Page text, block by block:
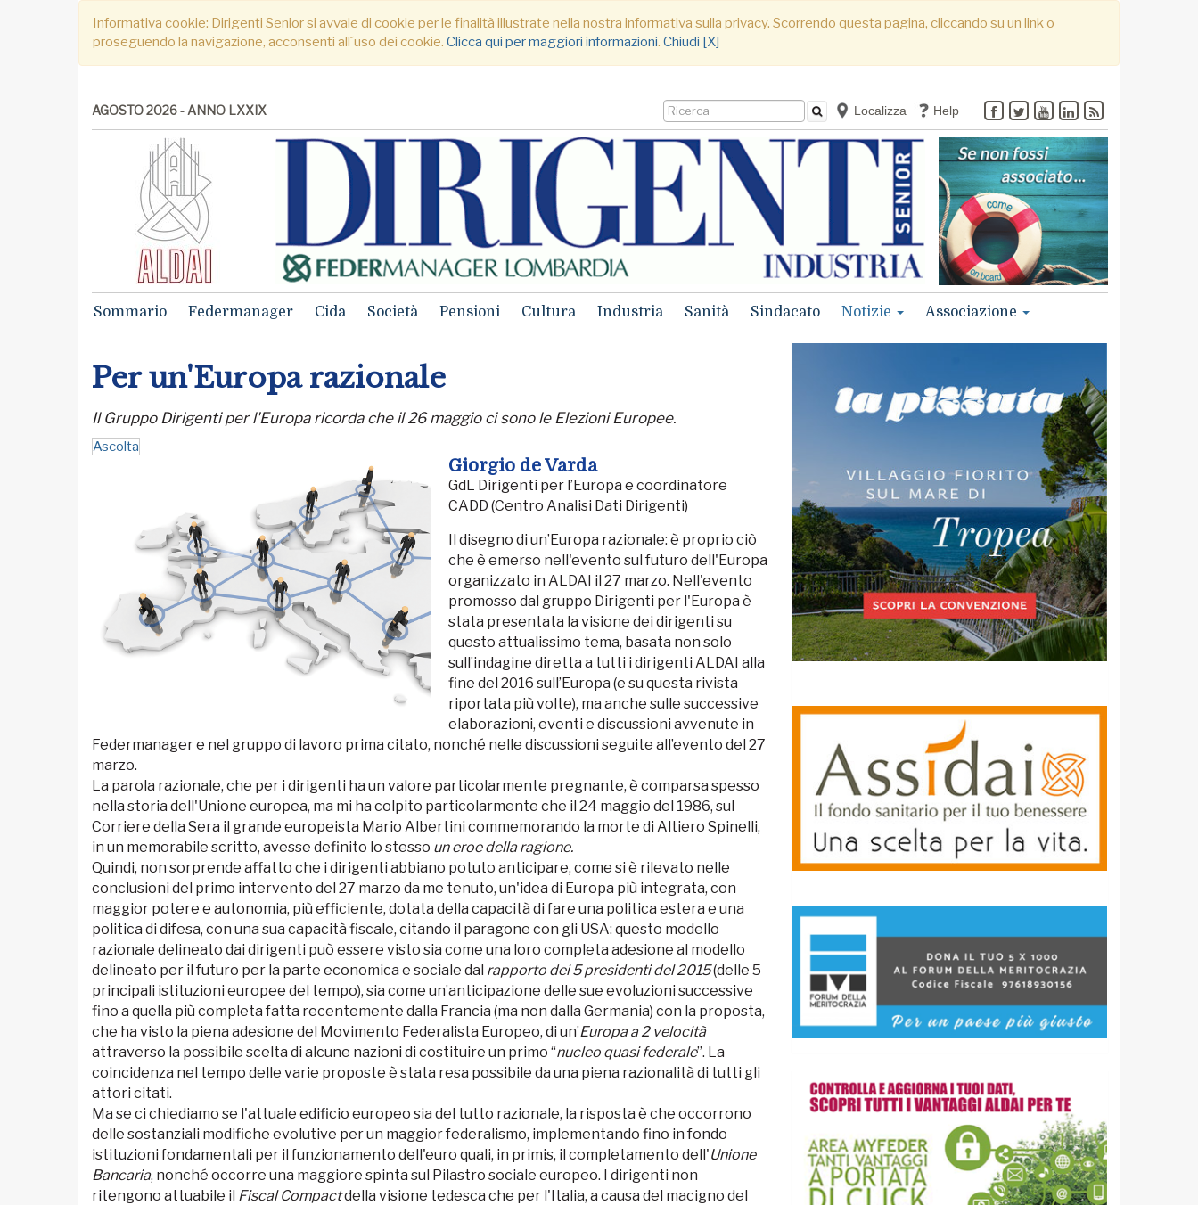
Informativa cookie: Dirigenti Senior si avvale di cookie per le finalità illustrate nella nostra informativa sulla privacy. Scorrendo questa pagina, cliccando su un link o
proseguendo la navigazione, acconsenti all´uso dei cookie. Clicca qui per maggiori informazioni. Chiudi [X]
AGOSTO 2026 - ANNO LXXIX Localizza Help
Sommario Federmanager Cida Società Pensioni Cultura Industria Sanità Sindacato Notizie Associazione
Per un'Europa razionale
Il Gruppo Dirigenti per l'Europa ricorda che il 26 maggio ci sono le Elezioni Europee.
Ascolta
Giorgio de Varda
GdL Dirigenti per l’Europa e coordinatore
CADD (Centro Analisi Dati Dirigenti)
Il disegno di un’Europa razionale: è proprio ciò
che è emerso nell'evento sul futuro dell'Europa
organizzato in ALDAI il 27 marzo. Nell'evento
promosso dal gruppo Dirigenti per l'Europa è
stata presentata la visione dei dirigenti su
questo attualissimo tema, basata non solo
sull’indagine diretta a tutti i dirigenti ALDAI alla
fine del 2016 sull’Europa (e su questa rivista
riportata più volte), ma anche sulle successive
elaborazioni, eventi e discussioni avvenute in
Federmanager e nel gruppo di lavoro prima citato, nonché nelle discussioni seguite all’evento del 27
marzo.
La parola razionale, che per i dirigenti ha un valore particolarmente pregnante, è comparsa spesso
nella storia dell'Unione europea, ma mi ha colpito particolarmente che il 24 maggio del 1986, sul
Corriere della Sera il grande europeista Mario Albertini commemorando la morte di Altiero Spinelli,
in un memorabile scritto, avesse definito lo stesso un eroe della ragione.
Quindi, non sorprende affatto che i dirigenti abbiano potuto anticipare, come si è rilevato nelle
conclusioni del primo intervento del 27 marzo da me tenuto, un'idea di Europa più integrata, con
maggior potere e autonomia, più efficiente, dotata della capacità di fare una politica estera e una
politica di difesa, con una sua capacità fiscale, citando il paragone con gli USA: questo modello
razionale delineato dai dirigenti può essere visto sia come una loro completa adesione al modello
delineato per il futuro per la parte economica e sociale dal rapporto dei 5 presidenti del 2015(delle 5
principali istituzioni europee del tempo), sia come un’anticipazione delle sue evoluzioni successive
fino a quella più completa fatta recentemente dalla Francia (ma non dalla Germania) con la proposta,
che ha visto la piena adesione del Movimento Federalista Europeo, di un’Europa a 2 velocità
attraverso la possibile scelta di alcune nazioni di costituire un primo “nucleo quasi federale”. La
coincidenza nel tempo delle varie proposte è stata resa possibile da una piena razionalità di tutti gli
attori citati.
Ma se ci chiediamo se l'attuale edificio europeo sia del tutto razionale, la risposta è che occorrono
delle sostanziali modifiche evolutive per un maggior federalismo, implementando fino in fondo
istituzioni fondamentali per il funzionamento dell'euro quali, in primis, il completamento dell'Unione
Bancaria, nonché occorre una maggiore spinta sul Pilastro sociale europeo. I dirigenti non
ritengono attuabile il Fiscal Compactdella visione tedesca che per l'Italia, a causa del macigno del